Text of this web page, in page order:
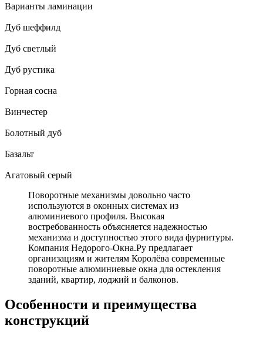
Варианты ламинации
Дуб шеффилд
Дуб светлый
Дуб рустика
Горная сосна
Винчестер
Болотный дуб
Базальт
Агатовый серый
Поворотные механизмы довольно часто
используются в оконных системах из
алюминиевого профиля. Высокая
востребованность объясняется надежностью
механизма и доступностью этого вида фурнитуры.
Компания Недорого-Окна.Ру предлагает
организациям и жителям Королёва современные
поворотные алюминиевые окна для остекления
зданий, квартир, лоджий и балконов.
Особенности и преимущества
конструкций